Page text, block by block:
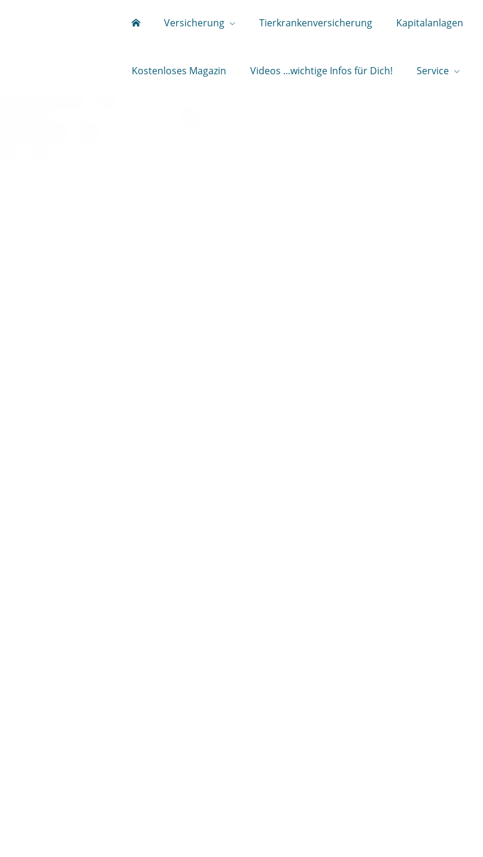
Versicherung Tierkrankenversicherung Kapitalanlagen
Kostenloses Magazin Videos ...wichtige Infos für Dich! Service